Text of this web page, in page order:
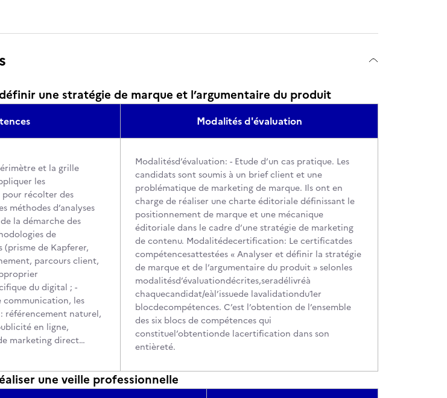
une stratégie de marque et l’argumentaire du produit
Modalités d'évaluation
et la grille
les
pour récolter des
méthodes d’analyses
la démarche des
de
(prisme de Kapferer,
parcours client,
du digital ; -
les
référencement naturel,
en ligne,
marketing direct…
Modalitésd’évaluation: - Etude d’un cas pratique. Les
candidats sont soumis à un brief client et une
problématique de marketing de marque. Ils ont en
charge de réaliser une charte éditoriale définissant le
positionnement de marque et une mécanique
éditoriale dans le cadre d’une stratégie de marketing
de contenu. Modalitédecertification: Le certificatdes
compétencesattestées « Analyser et définir la stratégie
de marque et de l’argumentaire du produit » selonles
modalitésd’évaluationdécrites,seradélivréà
chaquecandidat/eàl’issuede lavalidationdu1er
blocdecompétences. C’est l’obtention de l’ensemble
des six blocs de compétences qui
constituel’obtentionde lacertification dans son
entièreté.
une veille professionnelle